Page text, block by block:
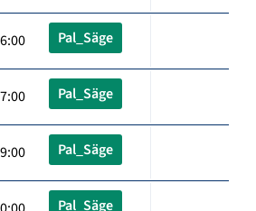
Pal_Säge
Pal_Säge
Pal_Säge
Pal_Säge